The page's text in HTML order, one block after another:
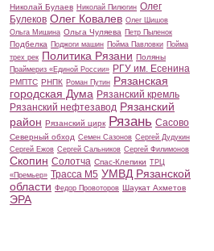
Николай Булаев Николай Пилюгин Олег
Булеков Олег Ковалев Олег Шишов
Ольга Мишина Ольга Чуляева Петр Пыленок
Подбелка Поджоги машин Пойма Павловки Пойма
трех рек Политика Рязани Поляны
Праймериз «Единой России» РГУ им. Есенина
РМПТС РНПК Роман Путин Рязанская
городская Дума Рязанский кремль
Рязанский нефтезавод Рязанский
район Рязанский цирк Рязань Сасово
Северный обход Семен Сазонов Сергей Дудукин
Сергей Ежов Сергей Сальников Сергей Филимонов
Скопин Солотча Спас-Клепики ТРЦ
«Премьер» Трасса М5 УМВД Рязанской
области Федор Провоторов Шаукат Ахметов
ЭРА